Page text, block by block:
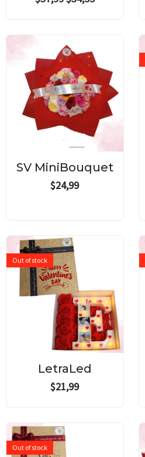
SV MiniBouquet
$24,99
Out of stock
LetraLed
$21,99
Out of stock